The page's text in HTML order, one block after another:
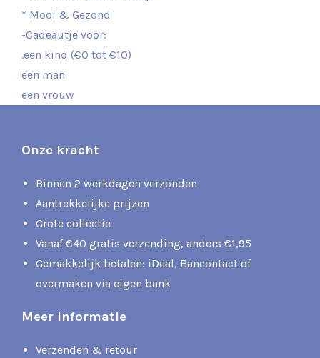
* Mooi & Gezond
-Cadeautje voor:
.een kind (€0 tot €10)
een man
een vrouw
Onze kracht
Binnen 2 werkdagen verzonden
Aantrekkelijke prijzen
Grote collectie
Vanaf €40 gratis verzending, anders €1,95
Gemakkelijk betalen: iDeal, Bancontact of
overmaken via eigen bank
Meer informatie
Verzenden & retour